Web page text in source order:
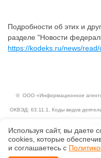
Подробности об этих и
разделе "Новости
https://kodeks.ru/news/
© ООО «Информационное
ОКВЭД: 63.11.1, Коды видов
Исключительные авторские
Положение по
Используя сайт, вы даете
сооkiеs, которые
и соглашаетесь с